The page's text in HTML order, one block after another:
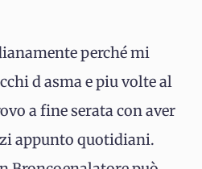
perché mi
d asma e piu volte al
a fine serata con aver
appunto quotidiani.